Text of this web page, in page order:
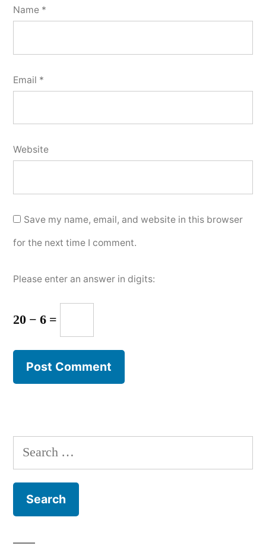
Name *
Email *
Website
Save my name, email, and website in this browser
for the next time I comment.
Please enter an answer in digits:
20 − 6 =
Search
for: